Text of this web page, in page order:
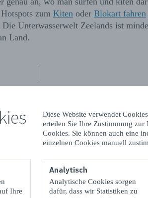
Diese Website verwendet
erteilen Sie Ihre Zustimmung
Cookies. Sie können auch eine
einzelnen Cookies manuell
Ihre
Analytisch
Analytische Cookies sorgen
dafür, dass wir Statistiken zu
zum Kiten oder Blokart fahren
Unterwasserwelt Zeelands ist
Land.
etwas Aktives!